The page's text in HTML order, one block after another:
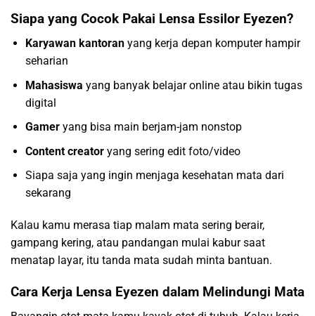
Siapa yang Cocok Pakai Lensa Essilor Eyezen?
Karyawan kantoranyang kerja depan komputer hampir
seharian
Mahasiswa yang banyak belajar online atau bikin tugas
digital
Gameryang bisa main berjam-jam nonstop
Content creatoryang sering edit foto/video
Siapa saja yang ingin menjaga kesehatan mata dari
sekarang
Kalau kamu merasa tiap malam mata sering berair,
gampang kering, atau pandangan mulai kabur saat
menatap layar, itu tanda mata sudah minta bantuan.
Cara Kerja Lensa Eyezen dalam Melindungi Mata